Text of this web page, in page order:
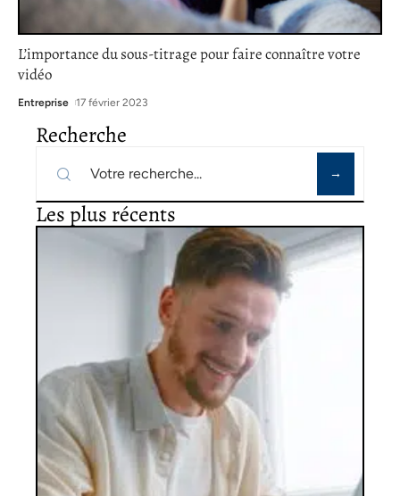
L’importance du sous-titrage pour faire connaître votre
vidéo
Entreprise 17 février 2023
Recherche
Les plus récents